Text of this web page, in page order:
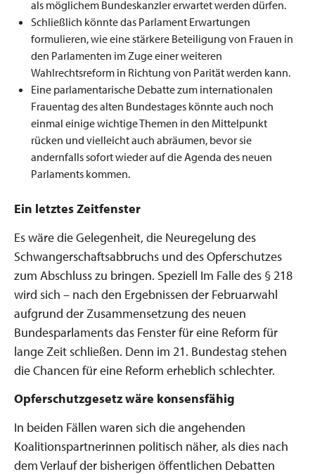
als möglichem Bundeskanzler erwartet werden dürfen.
Schließlich könnte das Parlament Erwartungen
formulieren, wie eine stärkere Beteiligung von Frauen in
den Parlamenten im Zuge einer weiteren
Wahlrechtsreform in Richtung von Parität werden kann.
Eine parlamentarische Debatte zum internationalen
Frauentag des alten Bundestages könnte auch noch
einmal einige wichtige Themen in den Mittelpunkt
rücken und vielleicht auch abräumen, bevor sie
andernfalls sofort wieder auf die Agenda des neuen
Parlaments kommen.
Ein letztes Zeitfenster
Es wäre die Gelegenheit, die Neuregelung des
Schwangerschaftsabbruchs und des Opferschutzes
zum Abschluss zu bringen. Speziell Im Falle des § 218
wird sich – nach den Ergebnissen der Februarwahl
aufgrund der Zusammensetzung des neuen
Bundesparlaments das Fenster für eine Reform für
lange Zeit schließen. Denn im 21. Bundestag stehen
die Chancen für eine Reform erheblich schlechter.
Opferschutzgesetz wäre konsensfähig
In beiden Fällen waren sich die angehenden
Koalitionspartnerinnen politisch näher, als dies nach
dem Verlauf der bisherigen öffentlichen Debatten